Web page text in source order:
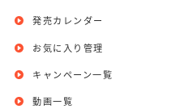
発売カレンダー
お気に入り管理
キャンペーン一覧
動画一覧